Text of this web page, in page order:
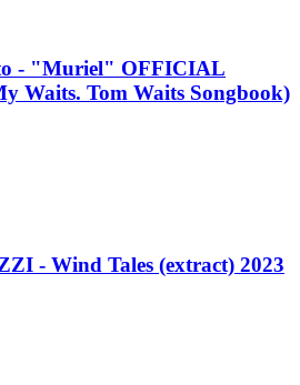
- "Muriel" OFFICIAL
Waits. Tom Waits Songbook)
- Wind Tales (extract) 2023